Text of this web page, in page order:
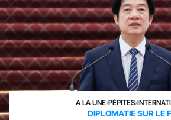
A LA UNE›PÉPITES›
DIPLOMATIE SUR LE